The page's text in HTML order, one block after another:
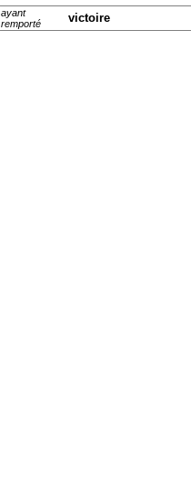
ayant
remporté
victoire